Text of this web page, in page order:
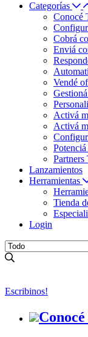
Categorías
Conocé
Cobrá
Enviá
Vendé
Activá
Activá
Partners
Lanzamientos
Herramientas
Tienda
Login
Escribinos!